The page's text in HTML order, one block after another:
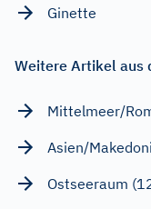
Ginette
Weitere Artikel aus
Mittelmeer/
Asien/
Ostseeraum